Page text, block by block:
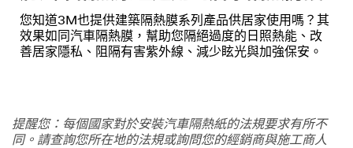
您知道3M也提供建築隔熱膜系列產品供居家使用嗎？其
效果如同汽車隔熱膜，幫助您隔絕過度的日照熱能、改
善居家隱私、阻隔有害紫外線、減少眩光與加強保安。
提醒您：每個國家對於安裝汽車隔熱紙的法規要求有所不
同。請查詢您所在地的法規或詢問您的經銷商與施工商人